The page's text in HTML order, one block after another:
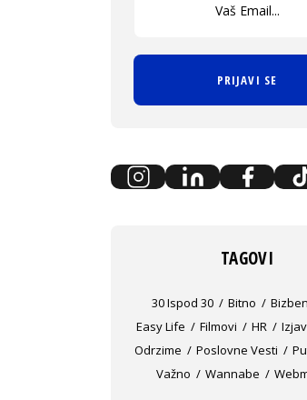
PRIJAVI SE
TAGOVI
30 Ispod 30 Bitno
Easy Life
Filmovi HR
Odrzime
Poslovne Vesti
Važno
Wannabe